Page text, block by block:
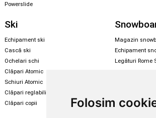
Folosim
Powerslide
Ski
Echipament ski
Cască ski
Ochelari schi
Clăpari Atomic
Schiuri Atomic
Clăpari reglabili
Clăpari copii
Magazin
Echipament
Legături Rome
Santa Cruz
Enuff